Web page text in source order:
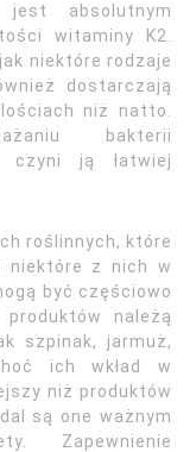
absolutnym
witaminy K2.
niektóre rodzaje
dostarczają
niż natto.
bakterii
czyni ją łatwiej
roślinnych, które
niektóre z nich w
być częściowo
należą
szpinak, jarmuż,
ich wkład w
niż produktów
są one ważnym
Zapewnienie